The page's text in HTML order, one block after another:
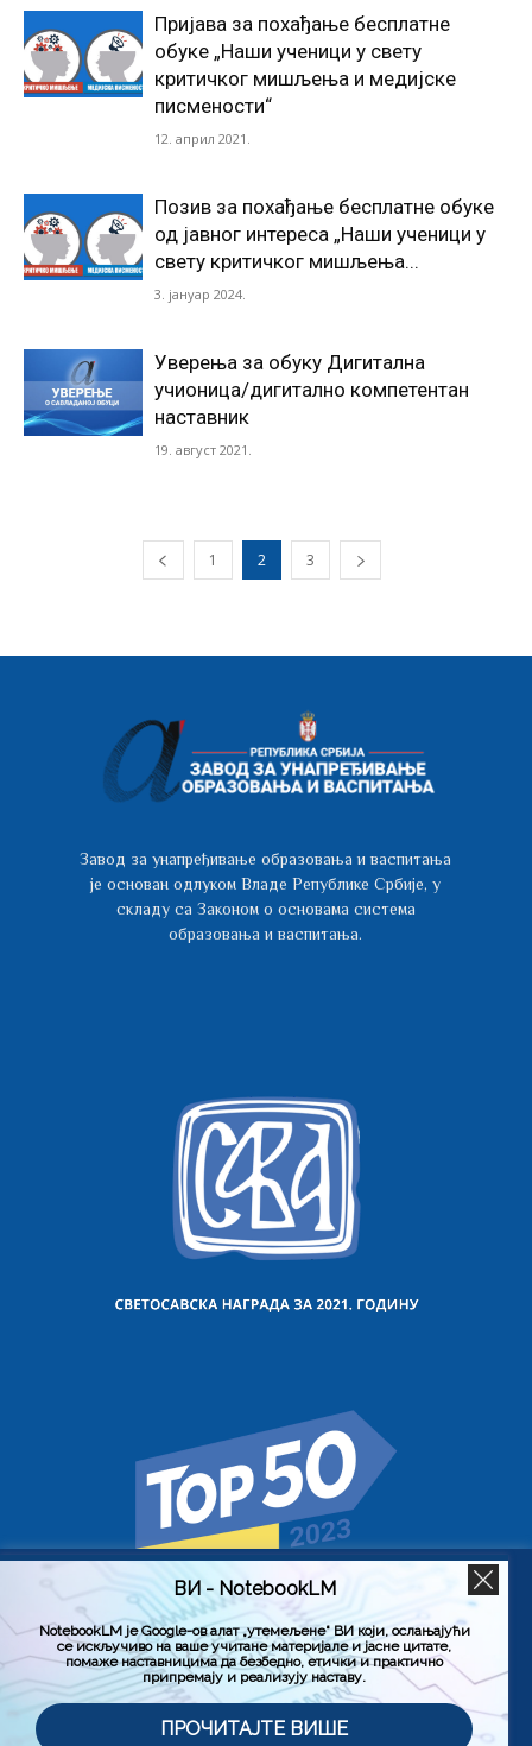
Пријава за похађање бесплатне
обуке „Наши ученици у свету
критичког мишљења и медијске
писмености“
12. април 2021.
Позив за похађање бесплатне обуке
од јавног интереса „Наши ученици у
свету критичког мишљења...
3. јануар 2024.
Уверења за обуку Дигитална
учионица/дигитално компетентан
наставник
19. август 2021.
1 2 3
Завод за унапређивање образовања и васпитања
је основан одлуком Владе Републике Србије, у
складу са Законом о основама система
образовања и васпитања.
Политика приватности Услови коришћења (Лиценца)
Користимо колачиће на овој веб страници да бисмо вам
побољшали искуство коришћења нашег сајта тако што
ћемо запамтити ваше жељене поставке. Кликом на
„Прихвати све“, пристајете на употребу СВИХ колачића.
Међутим, можете да посетите „Подешавање колачића“
да бисте дали контролисану сагласност.
ВИ - NotebookLM
NotebookLM је Google-ов алат „утемељене“ ВИ који, ослањајући
се искључиво на ваше учитане материјале и јасне цитате,
помаже наставницима да безбедно, етички и практично
припремају и реализују наставу.
ПРОЧИТАЈТЕ ВИШЕ